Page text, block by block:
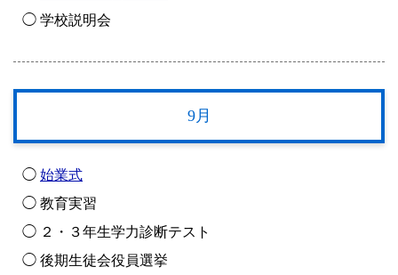
◯ 学校説明会
9月
◯ 始業式
◯ 教育実習
◯ ２・３年生学力診断テスト
◯ 後期生徒会役員選挙